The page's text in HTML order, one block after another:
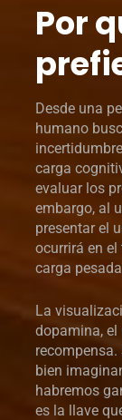
Por
Desde una
humano
carga
evaluar los
embargo, al
presentar el
ocurrirá en
carga
La
dopamina,
bien
habremos
es la llave